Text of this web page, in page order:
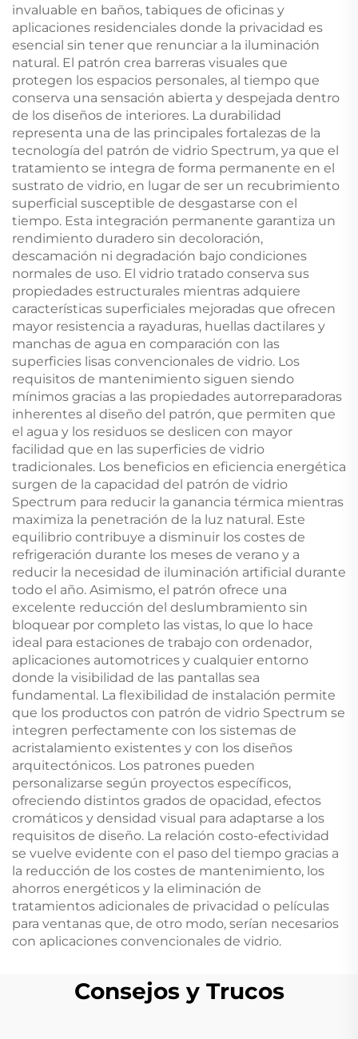
invaluable en baños, tabiques de oficinas y
aplicaciones residenciales donde la privacidad es
esencial sin tener que renunciar a la iluminación
natural. El patrón crea barreras visuales que
protegen los espacios personales, al tiempo que
conserva una sensación abierta y despejada dentro
de los diseños de interiores. La durabilidad
representa una de las principales fortalezas de la
tecnología del patrón de vidrio Spectrum, ya que el
tratamiento se integra de forma permanente en el
sustrato de vidrio, en lugar de ser un recubrimiento
superficial susceptible de desgastarse con el
tiempo. Esta integración permanente garantiza un
rendimiento duradero sin decoloración,
descamación ni degradación bajo condiciones
normales de uso. El vidrio tratado conserva sus
propiedades estructurales mientras adquiere
características superficiales mejoradas que ofrecen
mayor resistencia a rayaduras, huellas dactilares y
manchas de agua en comparación con las
superficies lisas convencionales de vidrio. Los
requisitos de mantenimiento siguen siendo
mínimos gracias a las propiedades autorreparadoras
inherentes al diseño del patrón, que permiten que
el agua y los residuos se deslicen con mayor
facilidad que en las superficies de vidrio
tradicionales. Los beneficios en eficiencia energética
surgen de la capacidad del patrón de vidrio
Spectrum para reducir la ganancia térmica mientras
maximiza la penetración de la luz natural. Este
equilibrio contribuye a disminuir los costes de
refrigeración durante los meses de verano y a
reducir la necesidad de iluminación artificial durante
todo el año. Asimismo, el patrón ofrece una
excelente reducción del deslumbramiento sin
bloquear por completo las vistas, lo que lo hace
ideal para estaciones de trabajo con ordenador,
aplicaciones automotrices y cualquier entorno
donde la visibilidad de las pantallas sea
fundamental. La flexibilidad de instalación permite
que los productos con patrón de vidrio Spectrum se
integren perfectamente con los sistemas de
acristalamiento existentes y con los diseños
arquitectónicos. Los patrones pueden
personalizarse según proyectos específicos,
ofreciendo distintos grados de opacidad, efectos
cromáticos y densidad visual para adaptarse a los
requisitos de diseño. La relación costo-efectividad
se vuelve evidente con el paso del tiempo gracias a
la reducción de los costes de mantenimiento, los
ahorros energéticos y la eliminación de
tratamientos adicionales de privacidad o películas
para ventanas que, de otro modo, serían necesarios
con aplicaciones convencionales de vidrio.
Consejos y Trucos